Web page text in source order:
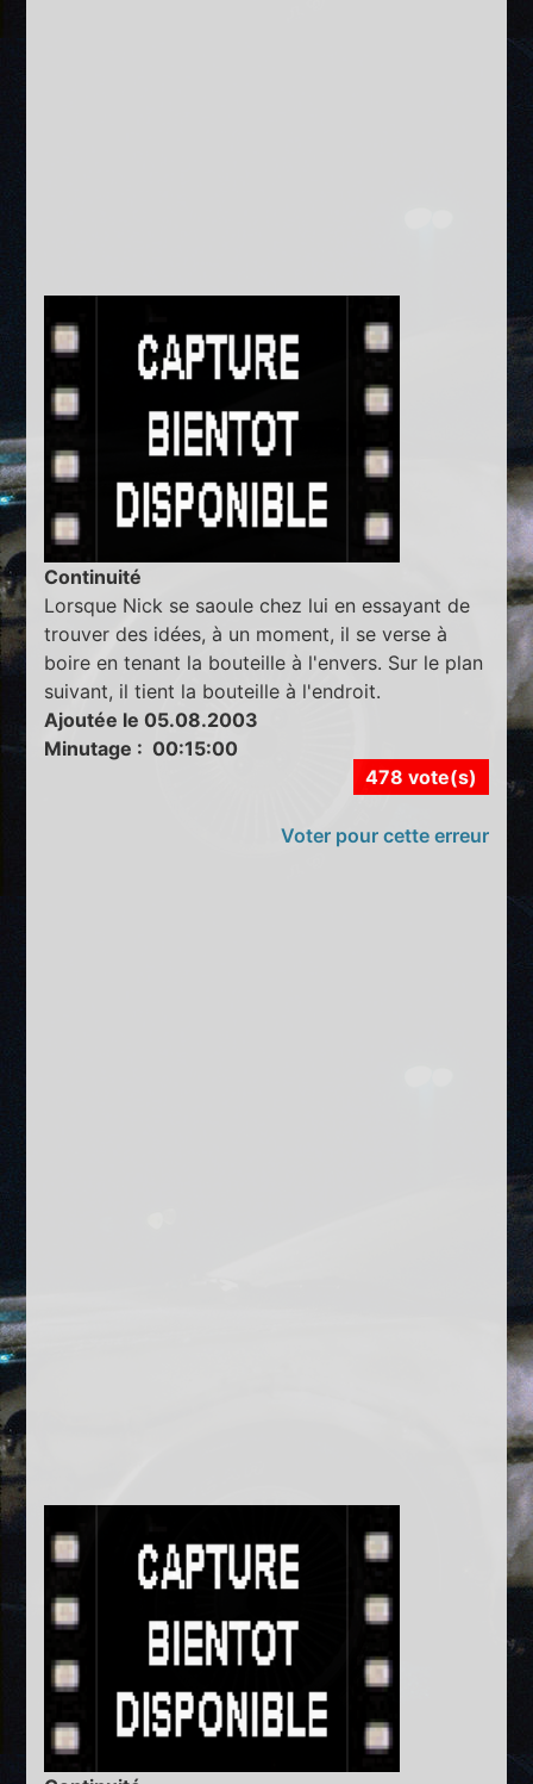
Continuité
Lorsque Nick se saoule chez lui en essayant de
trouver des idées, à un moment, il se verse à
boire en tenant la bouteille à l'envers. Sur le plan
suivant, il tient la bouteille à l'endroit.
Ajoutée le 05.08.2003
Minutage : 00:15:00
478 vote(s)
Voter pour cette erreur